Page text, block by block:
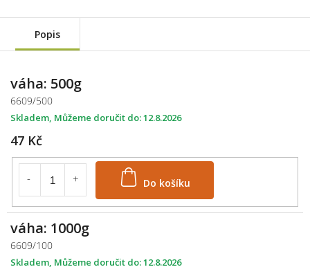
Popis
váha: 500g
6609/500
47 Kč
Do košíku
Skladem 12.8.2026
váha: 1000g
6609/100
Skladem 12.8.2026